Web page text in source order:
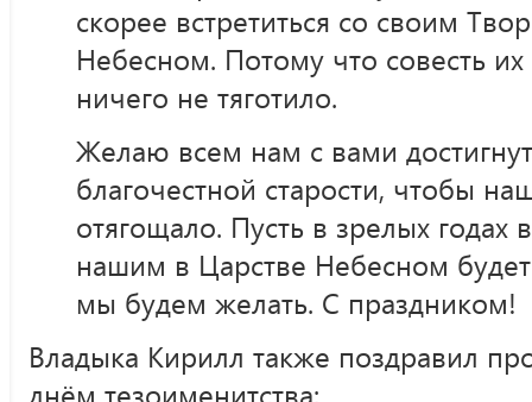
скорее встретиться со своим
Небесном. Потому что совесть
ничего не тяготило.
Желаю всем нам с вами
благочестной старости, чтобы
отягощало. Пусть в зрелых годах
нашим в Царстве Небесном
мы будем желать. С праздником!
Владыка Кирилл также поздравил
днём тезоименитства: